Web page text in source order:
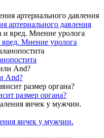
артериального давления
Мнение уролога
And?
размер органа?
яичек у мужчин.